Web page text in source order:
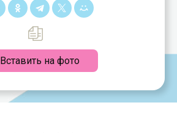
Вставить на фото